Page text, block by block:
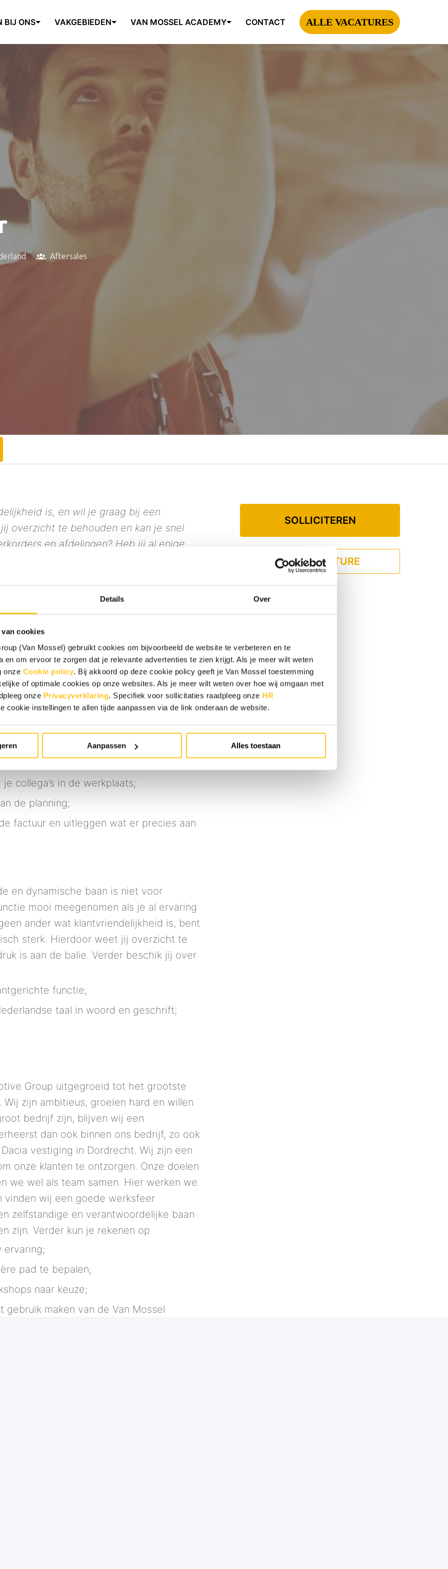
Details Over
cookies
(Van Mossel) gebruikt cookies om bijvoorbeeld de website te verbeteren en te
en om ervoor te zorgen dat je relevante advertenties te zien krijgt. Als je meer wilt weten
onze Cookie policy. Bij akkoord op deze cookie policy geeft je Van Mossel toestemming
of optimale cookies op onze websites. Als je meer wilt weten over hoe wij omgaan met
onze Privacyverklaring. Specifiek voor sollicitaties raadpleeg onze HR
cookie instellingen te allen tijde aanpassen via de link onderaan de website.
Aanpassen Alles toestaan
BIJ ONS VAKGEBIEDEN VAN MOSSEL ACADEMY CONTACT ALLE VACATURES
Aftersales
is, en wil je graag bij een
overzicht te behouden en kan je snel
en afdelingen? Heb jij al enige
volgende stap? Lees dan snel verder,
de werkplaats. Jij bent het eerste
ervoor dat alles rondom hun auto goed
tot het beantwoorden van vragen
– jij zorgt dat alles soepel verloopt! Je
je collega’s in de werkplaats. En
en met een glimlach weggaan.
aan de auto;
collega’s in de werkplaats;
de planning;
factuur en uitleggen wat er precies aan
en dynamische baan is niet voor
mooi meegenomen als je al ervaring
ander wat klantvriendelijkheid is, bent
sterk. Hierdoor weet jij overzicht te
is aan de balie. Verder beschik jij over
functie;
taal in woord en geschrift;
Group uitgegroeid tot het grootste
zijn ambitieus, groeien hard en willen
bedrijf zijn, blijven wij een
dan ook binnen ons bedrijf, zo ook
vestiging in Dordrecht. Wij zijn een
onze klanten te ontzorgen. Onze doelen
we wel als team samen. Hier werken we
vinden wij een goede werksfeer
zelfstandige en verantwoordelijke baan
zijn. Verder kun je rekenen op
ervaring;
pad te bepalen;
naar keuze;
maken van de Van Mossel
SOLLICITEREN
DEEL VACATURE